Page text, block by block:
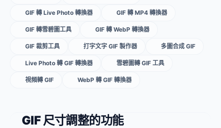
GIF 轉 Live Photo 轉換器 GIF 轉 MP4 轉換器
GIF 轉雪碧圖工具 GIF 轉 WebP 轉換器
GIF 裁剪工具 打字文字 GIF 製作器 多圖合成 GIF
Live Photo 轉 GIF 轉換器 雪碧圖轉 GIF 工具
視頻轉 GIF WebP 轉 GIF 轉換器
GIF 尺寸調整的功能